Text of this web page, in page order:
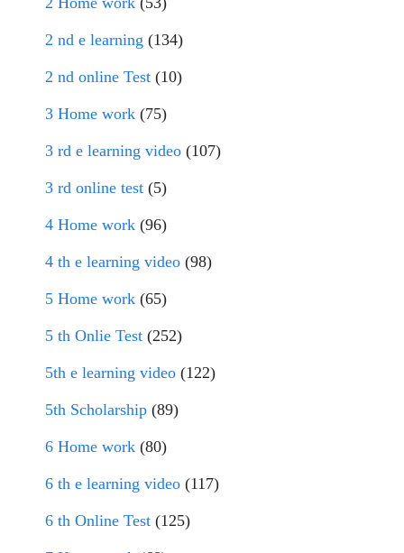
2 nd e learning (134)
2 nd online Test (10)
3 Home work (75)
3 rd e learning video (107)
3 rd online test (5)
4 Home work (96)
4 th e learning video (98)
5 Home work (65)
5 th Onlie Test (252)
5th e learning video (122)
5th Scholarship (89)
6 Home work (80)
6 th e learning video (117)
6 th Online Test (125)